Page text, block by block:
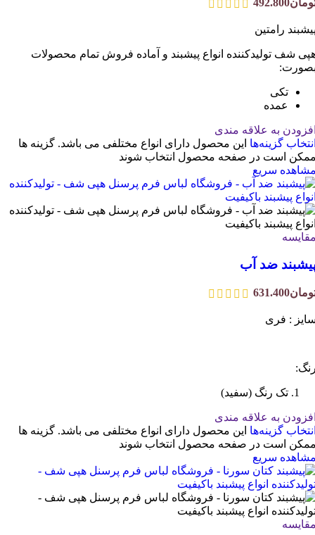
رامتین
شف تولیدکننده انواع پیشبند و آماده فروش تمام محصولات
تکی
عمده
به علاقه مندی
گزینه‌ها این محصول دارای انواع مختلفی می باشد. گزینه ها
است در صفحه محصول انتخاب شوند
سریع
ضد آب
631.400
: فری
تک رنگ (سفید)
به علاقه مندی
گزینه‌ها این محصول دارای انواع مختلفی می باشد. گزینه ها
است در صفحه محصول انتخاب شوند
سریع